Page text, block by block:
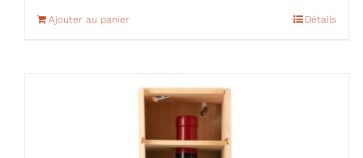
Ajouter au panier Détails